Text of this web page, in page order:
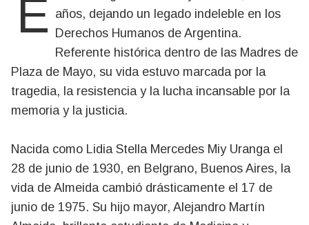
Este domingo falleció Taty Almeida, a los 95 años, dejando un legado indeleble en los
Derechos Humanos de Argentina.
Referente histórica dentro de las Madres de
Plaza de Mayo, su vida estuvo marcada por la
tragedia, la resistencia y la lucha incansable por la
memoria y la justicia.
Nacida como Lidia Stella Mercedes Miy Uranga el
28 de junio de 1930, en Belgrano, Buenos Aires, la
vida de Almeida cambió drásticamente el 17 de
junio de 1975. Su hijo mayor, Alejandro Martín